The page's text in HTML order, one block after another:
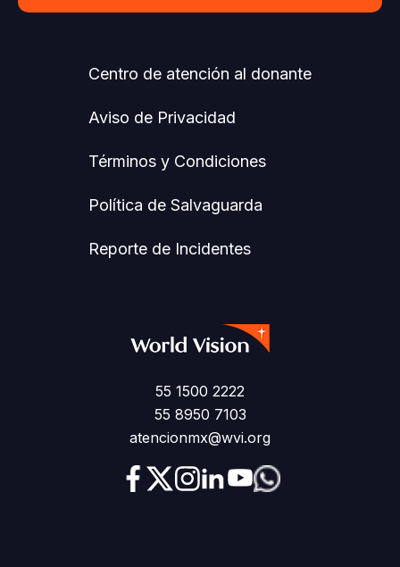
Centro de atención al donante
Aviso de Privacidad
Términos y Condiciones
Política de Salvaguarda
Reporte de Incidentes
55 1500 2222
55 8950 7103
atencionmx@wvi.org